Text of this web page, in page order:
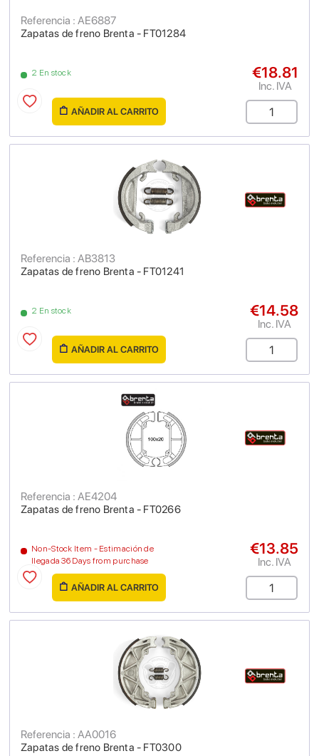
Zapatas de freno Brenta - FT01284
Referencia : AE6887
2 En stock €18.81
Inc. IVA
AÑADIR AL CARRITO
Zapatas de freno Brenta - FT01241
Referencia : AB3813
2 En stock €14.58
Inc. IVA
AÑADIR AL CARRITO
Zapatas de freno Brenta - FT0266
Referencia : AE4204
Non-Stock Item - Estimación de
llegada 36 Days from purchase
€13.85
Inc. IVA
AÑADIR AL CARRITO
Zapatas de freno Brenta - FT0300
Referencia : AA0016